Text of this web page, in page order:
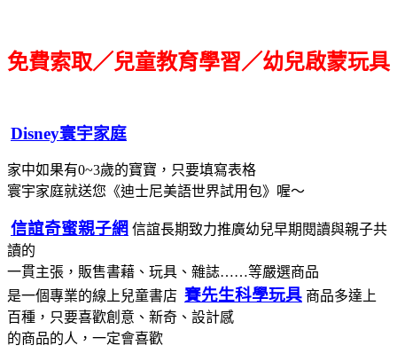
免費索取／兒童教育學習／幼兒啟蒙玩具
Disney寰宇家庭
家中如果有0~3歲的寶寶，只要填寫表格
寰宇家庭就送您《迪士尼美語世界試用包》喔～
信誼奇蜜親子網 信誼長期致力推廣幼兒早期閱讀與親子共
讀的
一貫主張，販售書藉、玩具、雜誌……等嚴選商品
是一個專業的線上兒童書店 賽先生科學玩具 商品多達上
百種，只要喜歡創意、新奇、設計感
的商品的人，一定會喜歡